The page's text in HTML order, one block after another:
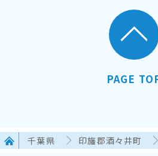
PAGE
千葉県 印旛郡酒々井町